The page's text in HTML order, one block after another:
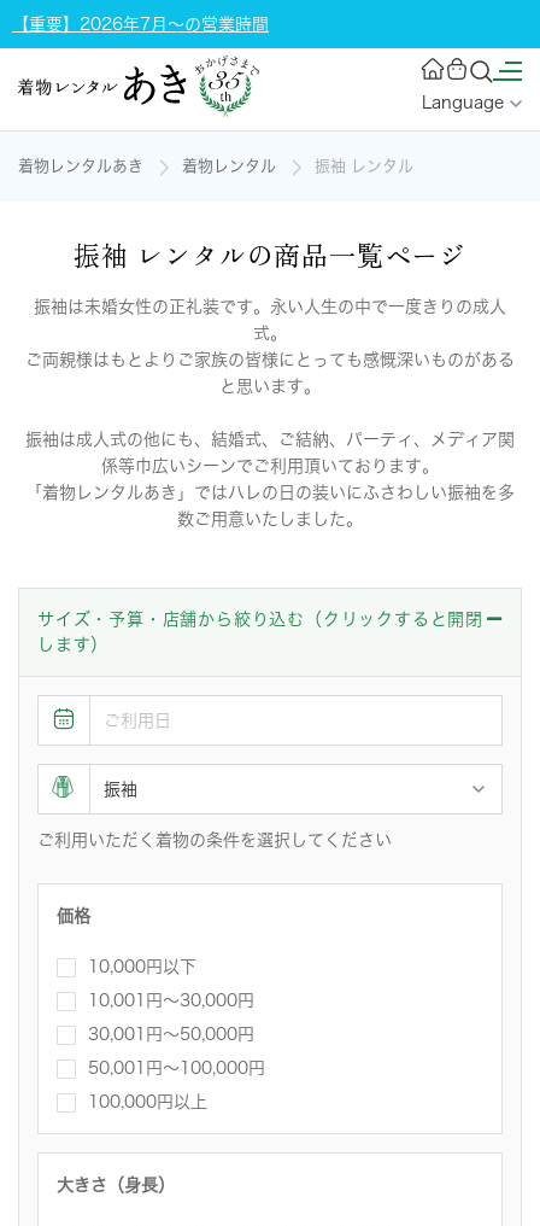
【重要】2026年7月～の営業時間
Language
着物レンタルあき 着物レンタル 振袖 レンタル
振袖 レンタルの商品一覧ページ
振袖は未婚女性の正礼装です。永い人生の中で一度きりの成人
式。
ご両親様はもとよりご家族の皆様にとっても感慨深いものがある
と思います。
振袖は成人式の他にも、結婚式、ご結納、パーティ、メディア関
係等巾広いシーンでご利用頂いております。
「着物レンタルあき」ではハレの日の装いにふさわしい振袖を多
数ご用意いたしました。
サイズ・予算・店舗から絞り込む（クリックすると開閉
します）
ご利用いただく着物の条件を選択してください
価格
10,000円以下
10,001円〜30,000円
30,001円～50,000円
50,001円～100,000円
100,000円以上
大きさ（身長）